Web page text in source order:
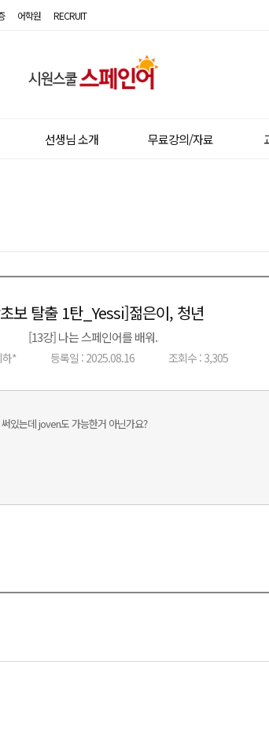
어학원 RECRUIT
선생님 소개 무료강의/자료
보 탈출 1탄_Yessi]젊은이, 청년
[13강] 나는 스페인어를 배워.
하* 등록일 : 2025.08.16 조회수 : 3,305
이전글 다음글
있는데 joven도 가능한거 아닌가요?